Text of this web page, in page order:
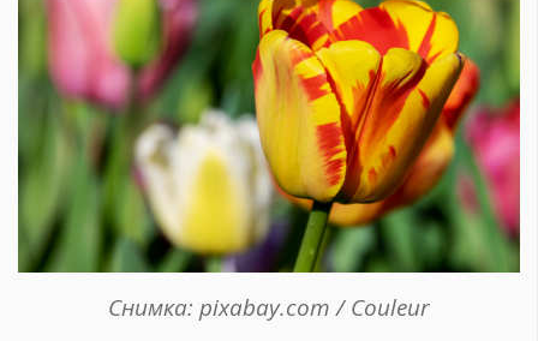
Снимка: pixabay.com / Couleur